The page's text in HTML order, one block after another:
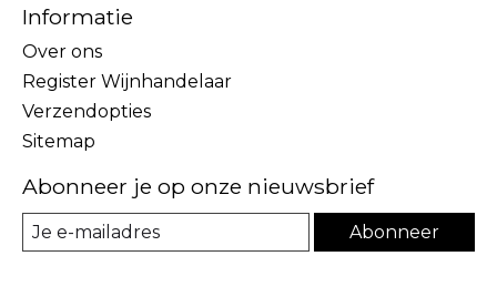
Informatie
Over ons
Register Wijnhandelaar
Verzendopties
Sitemap
Abonneer je op onze nieuwsbrief
Abonneer